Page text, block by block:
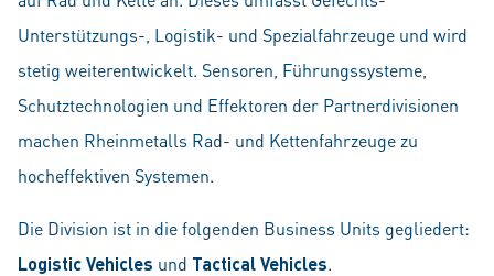
Unterstützungs-, Logistik- und Spezialfahrzeuge und wird
stetig weiterentwickelt. Sensoren, Führungssysteme,
Schutztechnologien und Effektoren der Partnerdivisionen
machen Rheinmetalls Rad- und Kettenfahrzeuge zu
hocheffektiven Systemen.
Die Division ist in die folgenden Business Units gegliedert:
Logistic Vehicles und Tactical Vehicles.